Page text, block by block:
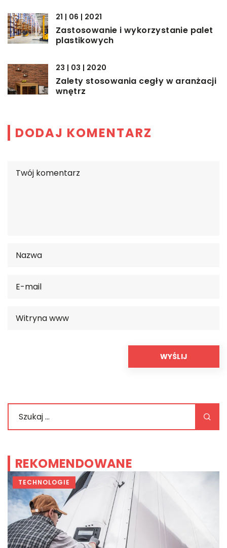
21 | 06 | 2021
Zastosowanie i wykorzystanie palet
plastikowych
23 | 03 | 2020
Zalety stosowania cegły w aranżacji
wnętrz
DODAJ KOMENTARZ
REKOMENDOWANE
TECHNOLOGIE